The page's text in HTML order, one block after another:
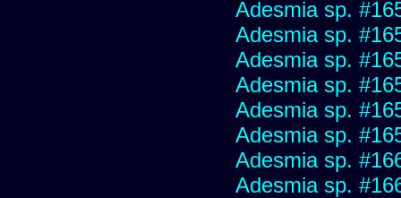
Adesmia sp.
Adesmia sp.
Adesmia sp.
Adesmia sp.
Adesmia sp.
Adesmia sp.
Adesmia sp.
Adesmia sp.